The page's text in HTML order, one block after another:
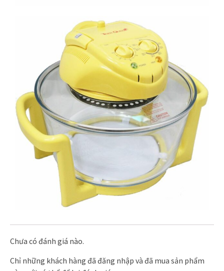
Chưa có đánh giá nào.
Chỉ những khách hàng đã đăng nhập và đã mua sản phẩm